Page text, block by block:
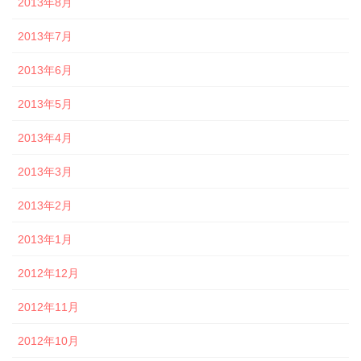
2013年7月
2013年6月
2013年5月
2013年4月
2013年3月
2013年2月
2013年1月
2012年12月
2012年11月
2012年10月